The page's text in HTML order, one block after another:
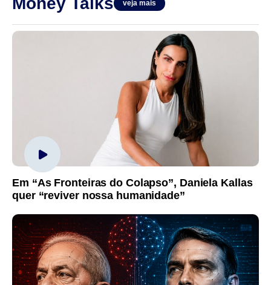
veja mais
Em “As Fronteiras do Colapso”, Daniela Kallas
quer “reviver nossa humanidade”